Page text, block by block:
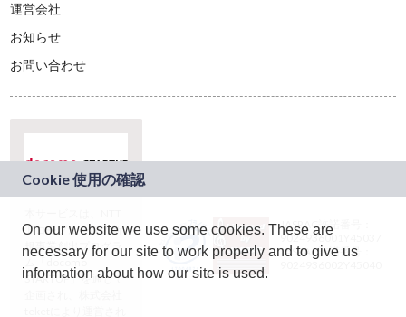
運営会社
お知らせ
お問い合わせ
ドコモグループの新
規事業創出プログラ
ム「docomo
STARTUP」を通じて
JASRAC許諾番号：
9024936001Y45037
JASRAC許諾番号：
On our website we use some cookies. These are
necessary for our site to work properly and to give us
information about how our site is used.